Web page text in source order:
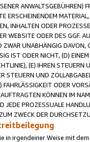
ERSCHEINENDEM
INHALTEN ODER
WEBSITE ODER DES GGF.
UNABHÄNGIG
IST ODER NICHT, (D)
(E) IHREN
STEUERN UND
ODER
KÖNNEN IM
JEDE PROZESSUALE
ZWECK DER
in irgendeiner Weise mit